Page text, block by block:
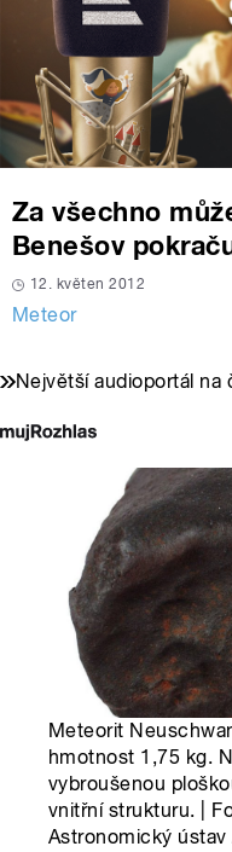
Za všechno
Benešov
12. květen 2012
Meteor
Největší audioportál na
Meteorit
hmotnost 1,75 kg.
vybroušenou
vnitřní strukturu. |
Astronomický ústav